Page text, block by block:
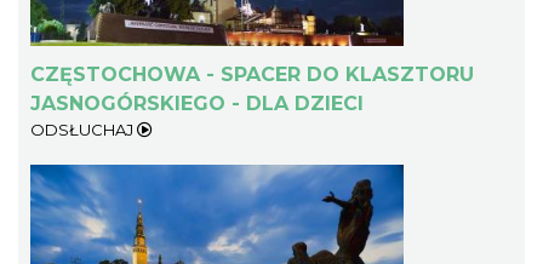
CZĘSTOCHOWA - SPACER DO KLASZTORU
JASNOGÓRSKIEGO - DLA DZIECI
ODSŁUCHAJ